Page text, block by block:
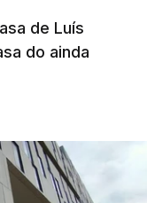
de Luís
do ainda